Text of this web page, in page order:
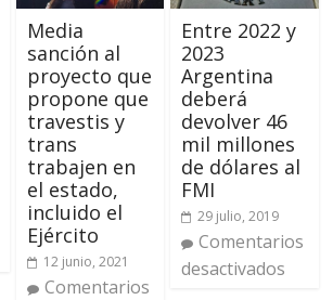
Media
sanción al
proyecto que
propone que
travestis y
trans
trabajen en
el estado,
incluido el
Ejército
12 junio, 2021
Comentarios
Entre 2022 y
2023
Argentina
deberá
devolver 46
mil millones
de dólares al
FMI
29 julio, 2019
Comentarios
desactivados